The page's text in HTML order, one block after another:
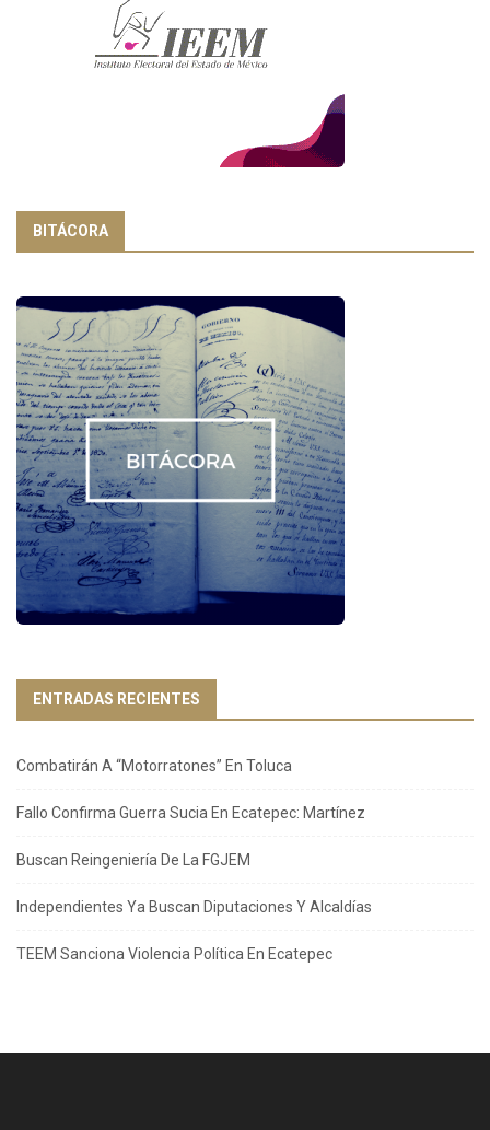
BITÁCORA
ENTRADAS RECIENTES
Combatirán A “Motorratones” En Toluca
Fallo Confirma Guerra Sucia En Ecatepec: Martínez
Buscan Reingeniería De La FGJEM
Independientes Ya Buscan Diputaciones Y Alcaldías
TEEM Sanciona Violencia Política En Ecatepec